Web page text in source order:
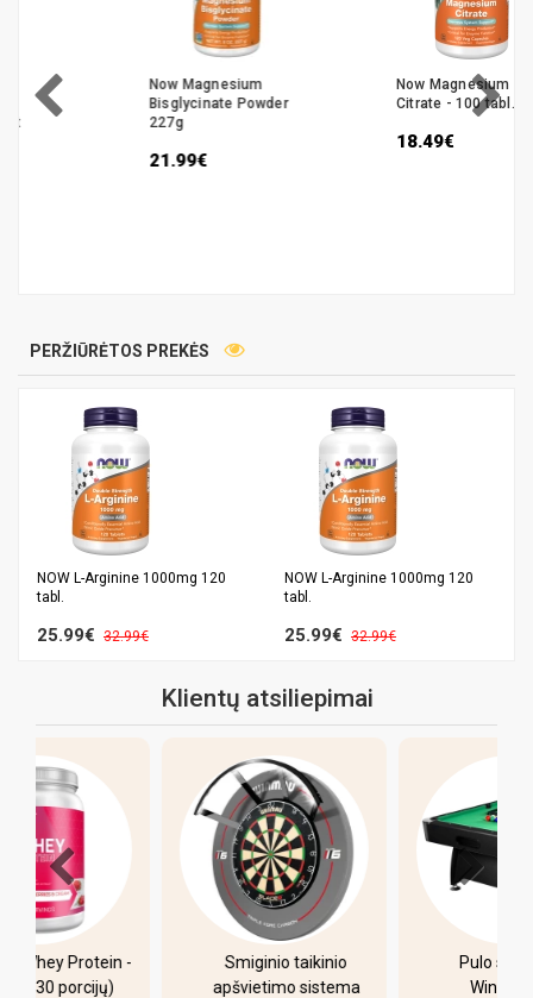
Now Magnesium
Bisglycinate Powder
Now Magnesium
Citrate - 100 tabl.
PERŽIŪRĖTOS PREKĖS
NOW L-Arginine 1000mg 120
tabl.
25.99€ 32.99€
NOW L-Arginine 1000mg 120
tabl.
25.99€ 32.99€
Klientų atsiliepimai
Smiginio taikinio
apšvietimo sistema
Pulo stalas Bilaro
Winner 7 pėdų